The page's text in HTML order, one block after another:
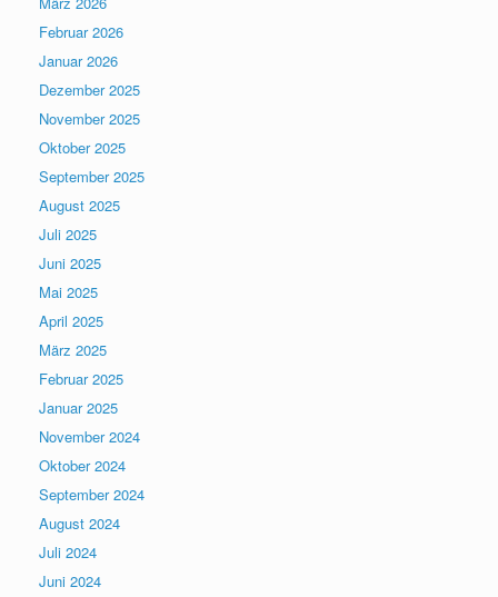
Februar 2026
Januar 2026
Dezember 2025
November 2025
Oktober 2025
September 2025
August 2025
Juli 2025
Juni 2025
Mai 2025
April 2025
März 2025
Februar 2025
Januar 2025
November 2024
Oktober 2024
September 2024
August 2024
Juli 2024
Juni 2024